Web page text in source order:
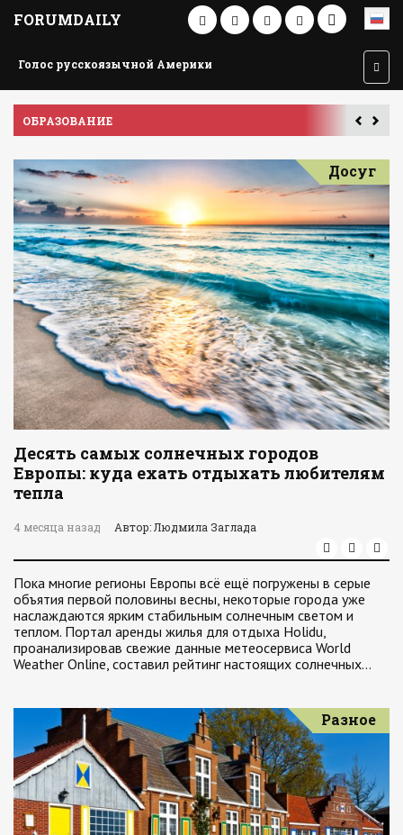
FORUMDAILY
Голос русскоязычной Америки
ПУТЕШЕСТВИЕ ПО АМЕРИКЕ
Досуг
Десять самых солнечных городов
Европы: куда ехать отдыхать любителям
тепла
4 месяца назад Автор: Людмила Заглада
Пока многие регионы Европы всё ещё погружены в серые
объятия первой половины весны, некоторые города уже
наслаждаются ярким стабильным солнечным светом и
теплом. Портал аренды жилья для отдыха Holidu,
проанализировав свежие данные метеосервиса World
Weather Online, составил рейтинг настоящих солнечных…
Разное